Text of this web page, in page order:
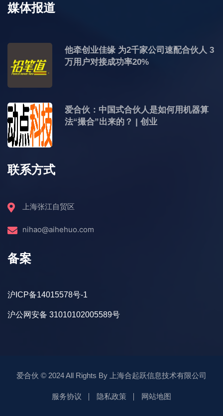
媒体报道
他牵创业佳缘 为2千家公司速配合伙人 3
万用户对接成功率20%
爱合伙：中国式合伙人是如何用机器算
法“撮合”出来的？ | 创业
联系方式
上海张江自贸区
nihao@aihehuo.com
备案
沪ICP备14015578号-1
沪公网安备 31010102005589号
爱合伙 © 2024 All Rights By 上海合起跃信息技术有限公司
服务协议 隐私政策 网站地图